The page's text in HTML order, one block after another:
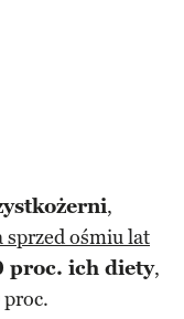
,
sprzed ośmiu lat
proc. ich diety,